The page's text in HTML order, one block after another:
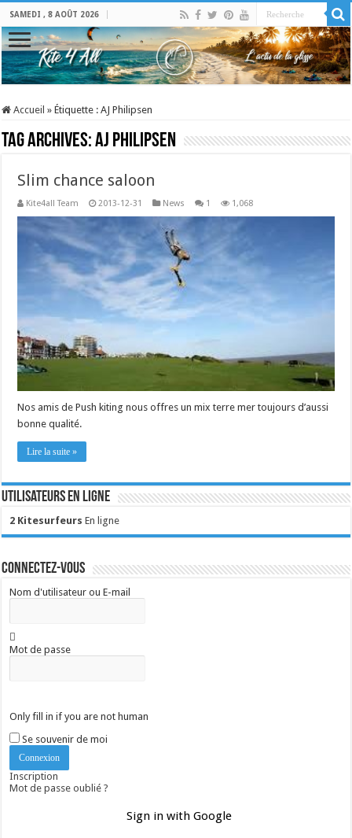
SAMEDI , 8 AOÛT 2026
Accueil » Étiquette :AJ Philipsen
Tag Archives:AJ Philipsen
Slim chance saloon
Kite4all Team 2013-12-31 News 1 1,068
Nos amis de Push kiting nous offres un mix terre mer toujours d’aussi
bonne qualité.
Lire la suite »
Utilisateurs en ligne
2 Kitesurfeurs En ligne
Connectez-vous
Nom d'utilisateur ou E-mail
Mot de passe
Only fill in if you are not human
Se souvenir de moi
Inscription
Mot de passe oublié ?
Sign in with Google